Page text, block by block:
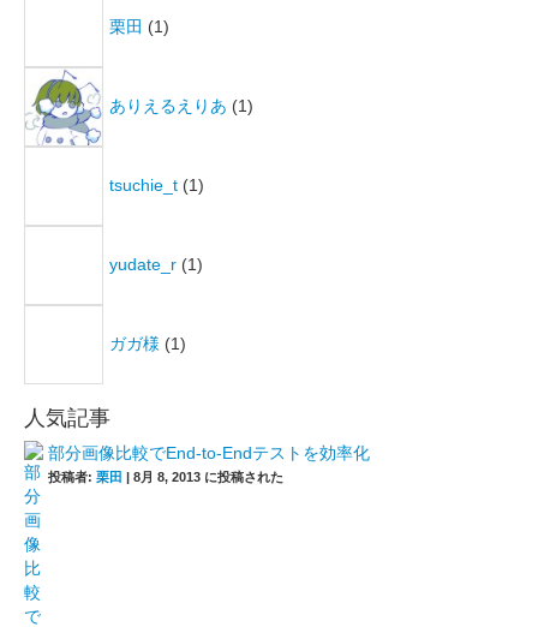
栗田 (1)
ありえるえりあ (1)
tsuchie_t (1)
yudate_r (1)
ガガ様 (1)
人気記事
部分画像比較でEnd-to-Endテストを効率化
投稿者: 栗田 | 8月 8, 2013 に投稿された